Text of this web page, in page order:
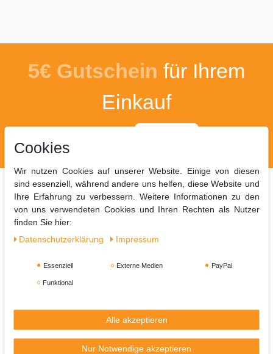
5€ Gutschein für Ihrem
Einkauf
Algufix
Versandinformationen
Zahlungsinformationen
Cookies
Wir nutzen Cookies auf unserer Website. Einige von diesen
sind essenziell, während andere uns helfen, diese Website und
Ihre Erfahrung zu verbessern. Weitere Informationen zu den
von uns verwendeten Cookies und Ihren Rechten als Nutzer
finden Sie hier:
Daten­schutz­erklärung
Impressum
Essenziell Externe Medien PayPal
Funktional
Alle akzeptieren
Nur Notwendige akzeptieren